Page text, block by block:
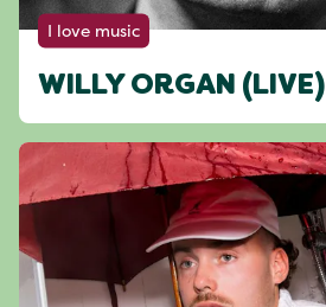
I love music
WILLY ORGAN (LIVE)